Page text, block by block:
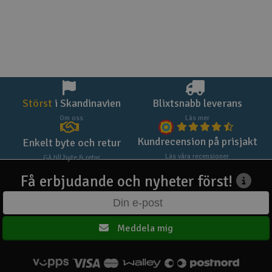
Störst i Skandinavien
Om oss
Blixtsnabb leverans
Läs mer
Enkelt byte och retur
Gå till byte & retur
Kundrecension på prisjakt
Läs våra recensioner
Få erbjudande och nyheter först!
Meddela mig